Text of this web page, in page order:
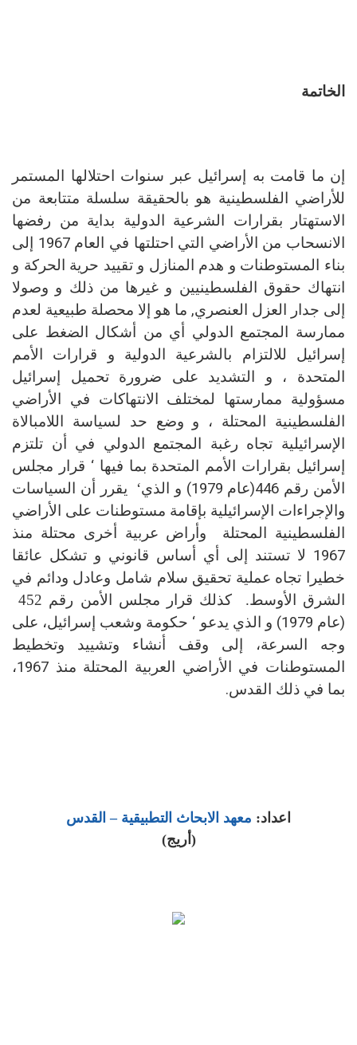
الخاتمة
إن ما قامت به إسرائيل عبر سنوات احتلالها المستمر
للأراضي الفلسطينية هو بالحقيقة سلسلة متتابعة من
الاستهتار بقرارات الشرعية الدولية بداية من رفضها
الانسحاب من الأراضي التي احتلتها في العام 1967 إلى
بناء المستوطنات و هدم المنازل و تقييد حرية الحركة و
انتهاك حقوق الفلسطينيين و غيرها من ذلك و وصولا
إلى جدار العزل العنصري, ما هو إلا محصلة طبيعية لعدم
ممارسة المجتمع الدولي أي من أشكال الضغط على
إسرائيل
للالتزام بالشرعية الدولية و قرارات
الأمم
المتحدة
، و التشديد على ضرورة تحميل
إسرائيل
مسؤولية ممارستها لمختلف الانتهاكات في الأراضي
الفلسطينية
المحتلة ، و وضع حد لسياسة
اللامبالاة
الإسرائيلية تجاه رغبة المجتمع الدولي في أن تلتزم
إسرائيل بقرارات الأمم المتحدة بما فيها ‘ قرار
مجلس
الأمن رقم 446(عام 1979) و الذي‘ يقرر أن السياسات
والإجراءات الإسرائيلية بإقامة مستوطنات على الأراضي
الفلسطينية المحتلة
وأراض عربية
أخرى محتلة منذ
1967 لا تستند إلى أي أساس قانوني و
تشكل عائقا
خطيرا
تجاه عملية تحقيق سلام شامل وعادل ودائم في
الشرق
الأوسط. كذلك قرار مجلس الأمن رقم 452
(عام 1979) و الذي
يدعو ‘ حكومة وشعب إسرائيل، على
وجه السرعة، إلى وقف أنشاء وتشييد وتخطيط
المستوطنات
في الأراضي العربية المحتلة منذ 1967،
بما في ذلك القدس.
اعداد: معهد الابحاث التطبيقية – القدس
(أريج)